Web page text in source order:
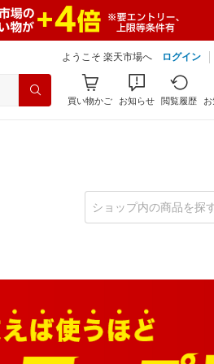
ようこそ 楽天市場へ ログイン
買い物かご お知らせ 閲覧履歴